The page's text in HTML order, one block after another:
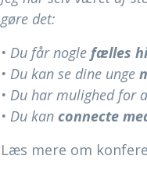
gøre det:
• Du får nogle fælles
• Du kan se dine unge
• Du har mulighed for
• Du kan connecte
Læs mere om